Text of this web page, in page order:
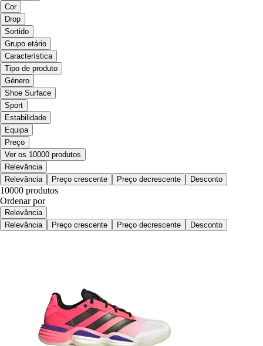
Cor
Drop
Sortido
Grupo etário
Característica
Tipo de produto
Género
Shoe Surface
Sport
Estabilidade
Equipa
Preço
Ver os 10000 produtos
Relevância
Relevância
Preço crescente Preço decrescente Desconto
10000 produtos
Ordenar por
Relevância
Relevância
Preço crescente Preço decrescente Desconto